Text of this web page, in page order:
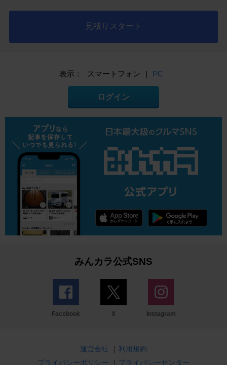
見積りスタート
表示： スマートフォン | PC
ログイン
みんカラ公式SNS
Facebook X Instagram
運営会社 | 利用規約
プライバシーポリシー
| プライバシーセンター